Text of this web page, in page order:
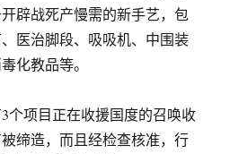
辟战死产慢需的新手艺，包
医治脚段、吸吸机、中围装
化教品等。
个项目正在收援国度的召唤收
缔造，而且经检查核准，行